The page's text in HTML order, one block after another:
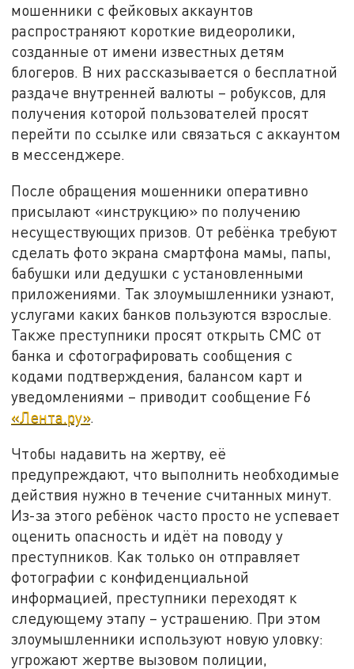
мошенники с фейковых аккаунтов
распространяют короткие видеоролики,
созданные от имени известных детям
блогеров. В них рассказывается о бесплатной
раздаче внутренней валюты – робуксов, для
получения которой пользователей просят
перейти по ссылке или связаться с аккаунтом
в мессенджере.
После обращения мошенники оперативно
присылают «инструкцию» по получению
несуществующих призов. От ребёнка требуют
сделать фото экрана смартфона мамы, папы,
бабушки или дедушки с установленными
приложениями. Так злоумышленники узнают,
услугами каких банков пользуются взрослые.
Также преступники просят открыть СМС от
банка и сфотографировать сообщения с
кодами подтверждения, балансом карт и
уведомлениями – приводит сообщение F6
«Лента.ру».
Чтобы надавить на жертву, её
предупреждают, что выполнить необходимые
действия нужно в течение считанных минут.
Из-за этого ребёнок часто просто не успевает
оценить опасность и идёт на поводу у
преступников. Как только он отправляет
фотографии с конфиденциальной
информацией, преступники переходят к
следующему этапу – устрашению. При этом
злоумышленники используют новую уловку:
угрожают жертве вызовом полиции,